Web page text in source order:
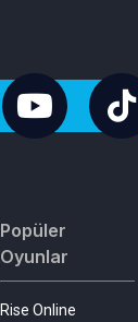
Popüler
Oyunlar
Rise Online